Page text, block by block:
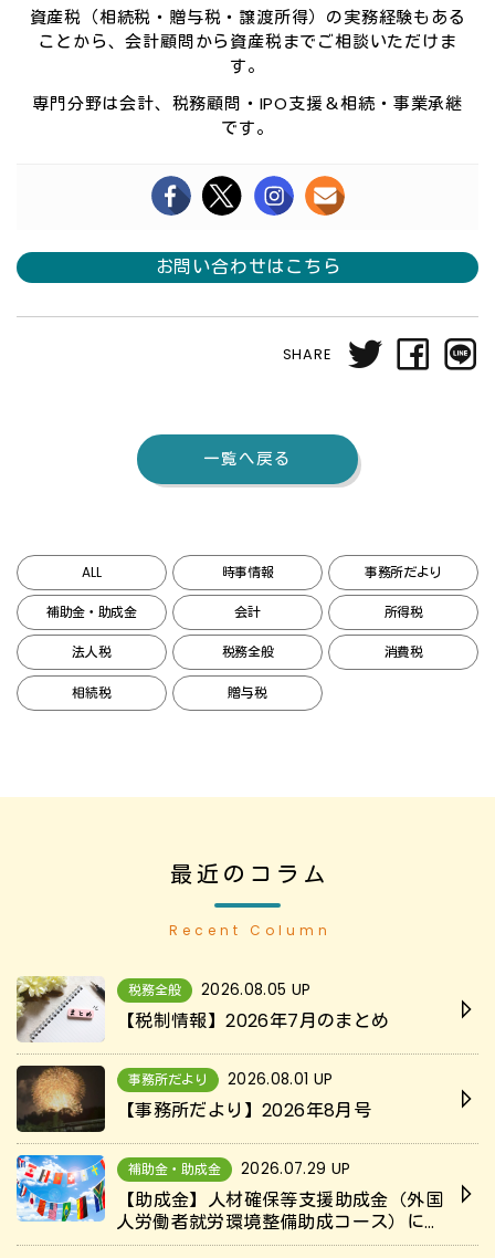
資産税（相続税・贈与税・譲渡所得）の実務経験もある
ことから、会計顧問から資産税までご相談いただけま
す。
専門分野は会計、税務顧問・IPO支援＆相続・事業承継
です。
お問い合わせはこちら
SHARE
一覧へ戻る
ALL 時事情報 事務所だより
補助金・助成金 会計 所得税
法人税 税務全般 消費税
相続税 贈与税
最近のコラム
Recent Column
税務全般 2026.08.05 UP
【税制情報】2026年7月のまとめ
事務所だより 2026.08.01 UP
【事務所だより】2026年8月号
補助金・助成金 2026.07.29 UP
【助成金】人材確保等支援助成金（外国
人労働者就労環境整備助成コース）につ
いて解説